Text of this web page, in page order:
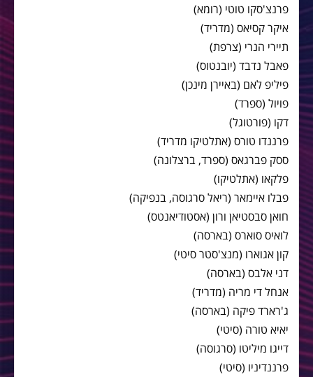
פרנצ'סקו טוטי (רומא)
איקר קסיאס (מדריד)
תיירי הנרי (צרפת)
פאבל נדבד (יובנטוס)
פיליפ לאם (באיירן מינכן)
פויול (ספרד)
דקו (פורטוגל)
פרננדו טורס (אתלטיקו מדריד)
ססק פברגאס (ספרד, ברצלונה)
פלקאו (אתלטיקו)
פבלו איימאר (ריאל סרגוסה, בנפיקה)
חואן סבסטיאן ורון (אסטודיאנטס)
לואיס סוארס (בארסה)
קון אגוארו (מנצ'סטר סיטי)
דני אלבס (בארסה)
אנחל די מריה (מדריד)
ג'רארד פיקה (בארסה)
יאיא טורה (סיטי)
דייגו מיליטו (סרגוסה)
פרננדיניו (סיטי)